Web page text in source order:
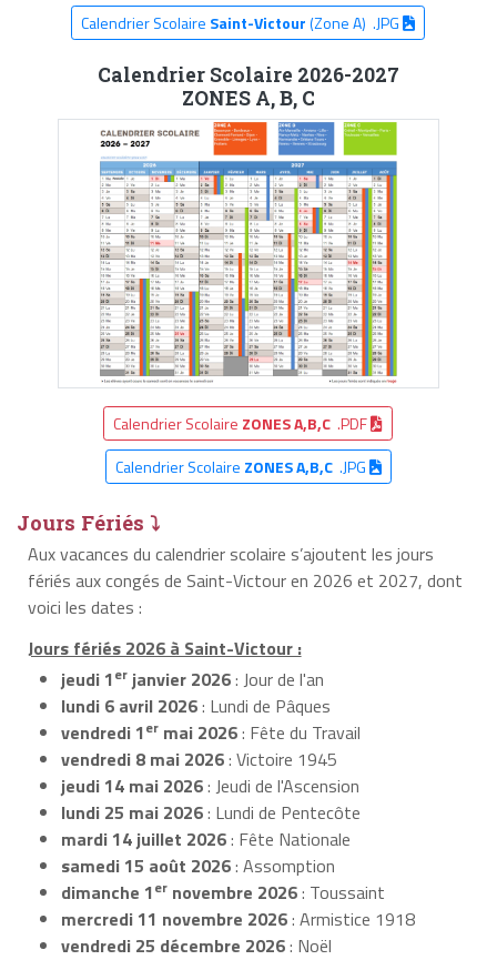
Calendrier Scolaire Saint-Victour(Zone A) .JPG
Calendrier Scolaire 2026-2027
ZONES A, B, C
Calendrier Scolaire ZONES A,B,C .PDF
Calendrier Scolaire ZONES A,B,C.JPG
Jours Fériés ⤵
Aux vacances du calendrier scolaire s’ajoutent les jours
fériés aux congés de Saint-Victour en 2026 et 2027, dont
voici les dates :
Jours fériés 2026 à Saint-Victour :
jeudi 1er janvier 2026: Jour de l'an
lundi 6 avril 2026: Lundi de Pâques
vendredi 1er mai 2026: Fête du Travail
vendredi 8 mai 2026: Victoire 1945
jeudi 14 mai 2026: Jeudi de l'Ascension
lundi 25 mai 2026: Lundi de Pentecôte
mardi 14 juillet 2026: Fête Nationale
samedi 15 août 2026: Assomption
dimanche 1er novembre 2026: Toussaint
mercredi 11 novembre 2026: Armistice 1918
vendredi 25 décembre 2026: Noël